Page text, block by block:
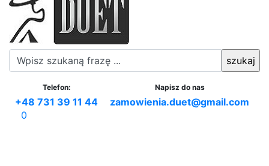
Telefon:
+48 731 39 11 44
Napisz do nas
zamowienia.duet@gmail.com
0